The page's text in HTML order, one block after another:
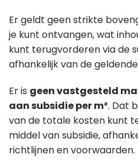
Er geldt geen strikte
je kunt ontvangen, wat
kunt terugvorderen via de
afhankelijk van de
Er is geen vastgesteld
aan subsidie per m². Dat
van de totale kosten kunt
middel van subsidie,
richtlijnen en voorwaarden.